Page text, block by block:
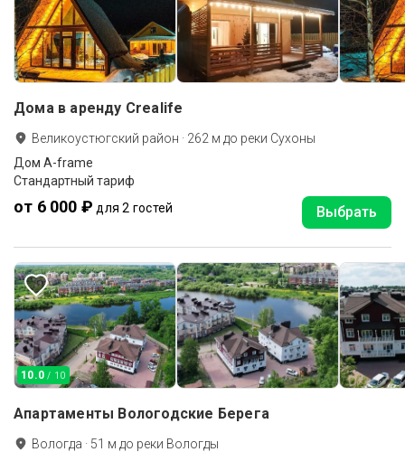
Дома в аренду Crealife
Великоустюгский район · 262 м до реки Сухоны
Дом A-frame
Стандартный тариф
от 6 000 ₽ для 2 гостей Выбрать
10.0 / 10
Апартаменты Вологодские Берега
Вологда · 51 м до реки Вологды